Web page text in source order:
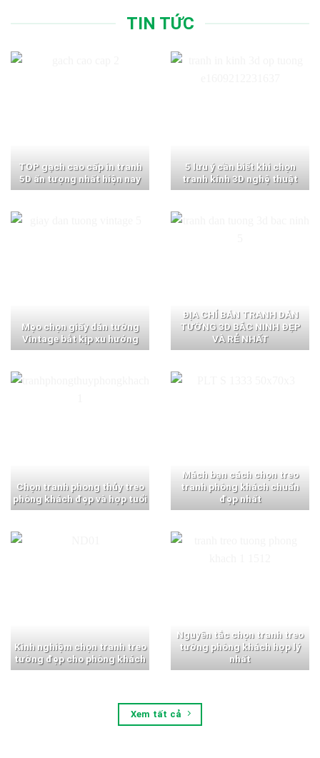
TIN TỨC
TOP gạch cao cấp in tranh
5D ấn tượng nhất hiện nay
5 lưu ý cần biết khi chọn
tranh kính 3D nghệ thuật
Mẹo chọn giấy dán tường
Vintage bắt kịp xu hướng
ĐỊA CHỈ BÁN TRANH DÁN
TƯỜNG 3D BẮC NINH ĐẸP
VÀ RẺ NHẤT
Chọn tranh phong thủy treo
phòng khách đẹp và hợp tuổi
Mách bạn cách chọn treo
tranh phòng khách chuẩn
đẹp nhất
Kinh nghiệm chọn tranh treo
tường đẹp cho phòng khách
Nguyên tắc chọn tranh treo
tường phòng khách hợp lý
nhất
Xem tất cả